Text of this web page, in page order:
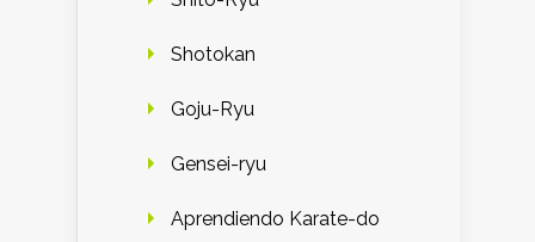
Shotokan
Goju-Ryu
Gensei-ryu
Aprendiendo Karate-do